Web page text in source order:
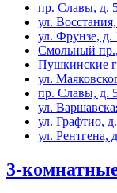
пр. Славы, д.
ул.
ул. Фрунзе, д.
Смольный
Пушкинские
ул.
пр. Славы, д.
ул.
ул. Графтио,
ул. Рентгена,
3-